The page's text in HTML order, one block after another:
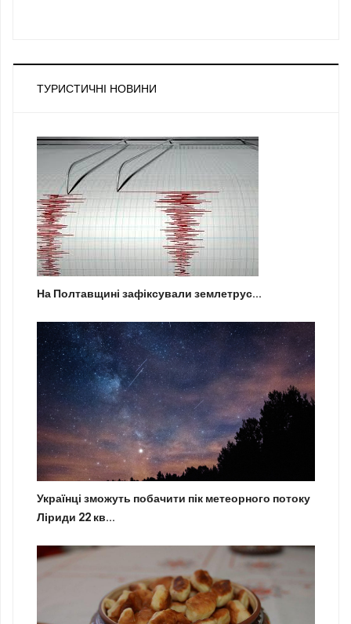
ТУРИСТИЧНІ НОВИНИ
На Полтавщині зафіксували землетрус...
Українці зможуть побачити пік метеорного потоку
Ліриди 22 кв...